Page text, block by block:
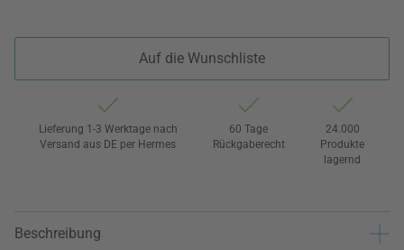
Auf die Wunschliste
Lieferung 1-3 Werktage nach
Versand aus DE per Hermes
60 Tage
Rückgaberecht
24.000
Produkte
lagernd
Beschreibung